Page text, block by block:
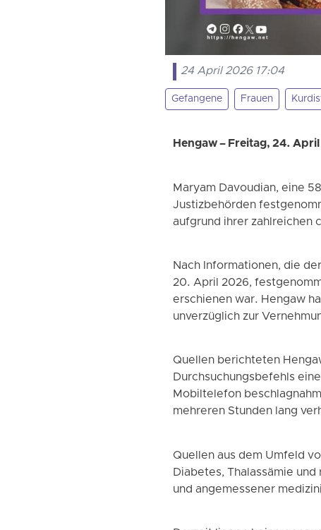
24 April 2026 17:04
Gefangene Frauen
Hengaw – Freitag, 24.
Maryam Davoudian, eine
Justizbehörden
aufgrund ihrer zahlreichen
Nach Informationen, die
20. April 2026,
erschienen war. Hengaw
unverzüglich zur
Quellen berichteten
Durchsuchungsbefehls
Mobiltelefon
mehreren Stunden lang
Quellen aus dem Umfeld
Diabetes, Thalassämie
und angemessener